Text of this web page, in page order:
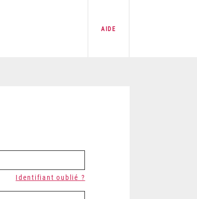
AIDE
Identifiant oublié ?